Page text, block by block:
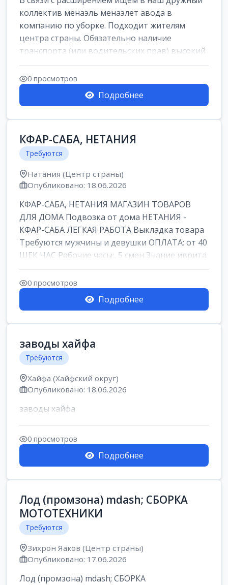
коллектив менаэль менаэлет авода в
компанию по уборке. Подходит жителям
центра страны. Обязательно наличие
транспорта (или водительских прав) высокий
уровень и...
0 просмотров
Подробнее
КФАР-САБА, НЕТАНИЯ
Требуются
Натания (Центр страны)
Опубликовано: 18.06.2026
КФАР-САБА, НЕТАНИЯ МАГАЗИН ТОВАРОВ
ДЛЯ ДОМА Подвозка от дома НЕТАНИЯ -
КФАР-САБА ЛЕГКАЯ РАБОТА Выкладка товара
Требуются мужчины и девушки ОПЛАТА: от 40
ШЕК ЧАС Рабочие часы:, 5 смен Знание иврита
не ...
0 просмотров
Подробнее
заводы хайфа
Требуются
Хайфа (Хайфский округ)
Опубликовано: 18.06.2026
заводы хайфа
0 просмотров
Подробнее
Лод (промзона) mdash; СБОРКА
МОТОТЕХНИКИ
Требуются
Зихрон Яаков (Центр страны)
Опубликовано: 17.06.2026
Лод (промзона) mdash; СБОРКА